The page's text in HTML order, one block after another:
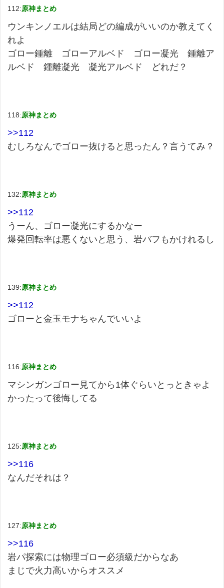
112:原神まとめ
ウンキンノエルは結局どの編成がいいのか教えてく
れよ
ゴロー鍾離 ゴローアルベド ゴロー凝光 鍾離ア
ルベド 鍾離凝光 凝光アルベド どれだ？
118:原神まとめ
>>112
むしろなんでゴロー抜けると思ったん？言うてみ？
132:原神まとめ
>>112
うーん、ゴロー凝光にするかなー
爆発回転率は悪くないと思う、岩バフもかけれるし
139:原神まとめ
>>112
ゴローと金玉モナちゃんでいいよ
116:原神まとめ
マシンガンゴロー見てから1体ぐらいとっときゃよ
かったって後悔してる
125:原神まとめ
>>116
なんだそれは？
127:原神まとめ
>>116
岩パ探索には物理ゴロー必須級だからなあ
まじで火力高いからオススメ